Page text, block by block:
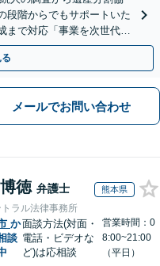
段階からでもサポートいた
まで対応「事業を次世代に
全個室相談】
メールでお問い合わせ
徳 弁護士 熊本県
ラル法律事務所
か
談
面談方法(対面・
電話・ビデオな
ど)は応相談
営業時間：0
8:00~21:00
（平日）